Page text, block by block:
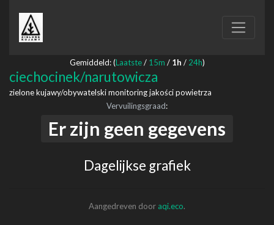
Gemiddeld: (Laatste/ 15m / 1h / 24h)
ciechocinek/narutowicza
zielone kujawy/obywatelski monitoring jakości powietrza
Vervuilingsgraad:
Er zijn geen gegevens
Dagelijkse grafiek
Aangedreven door aqi.eco.